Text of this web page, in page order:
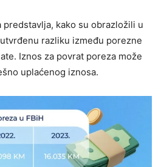
predstavlja, kako su obrazložili u
razliku između porezne
Iznos za povrat poreza može
uplaćenog iznosa.